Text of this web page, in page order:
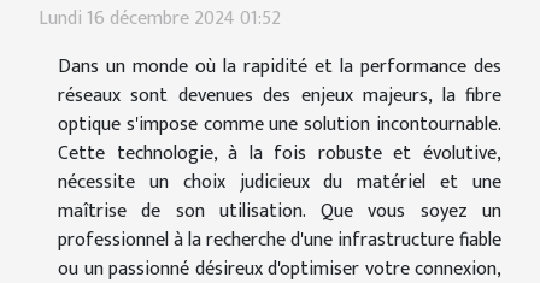
Lundi 16 décembre 2024 01:52
Dans un monde où la rapidité et la performance des
réseaux sont devenues des enjeux majeurs, la fibre
optique s'impose comme une solution incontournable.
Cette technologie, à la fois robuste et évolutive,
nécessite un choix judicieux du matériel et une
maîtrise de son utilisation. Que vous soyez un
professionnel à la recherche d'une infrastructure fiable
ou un passionné désireux d'optimiser votre connexion,